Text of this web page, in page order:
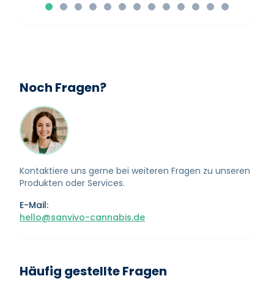
Noch Fragen?
Kontaktiere uns gerne bei weiteren Fragen zu unseren
Produkten oder Services.
E-Mail:
hello@sanvivo-cannabis.de
Häufig gestellte Fragen